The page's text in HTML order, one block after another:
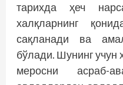
тарихда ҳеч
халқларнинг
сақланади ва
бўлади. Шунинг учун
меросни асраб-